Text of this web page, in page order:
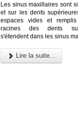
Les sinus maxillaires sont
et sur les dents
espaces vides et
racines des dents
s'étendent dans les sinus
Lire la suite...